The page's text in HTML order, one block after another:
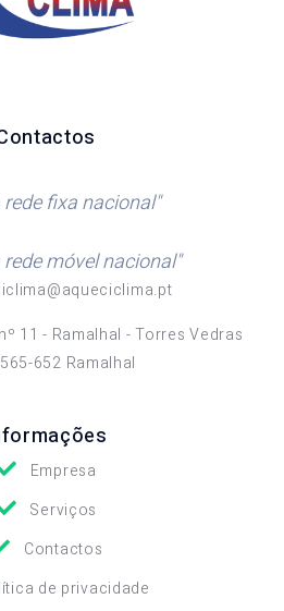
fixa nacional"
móvel nacional"
11 - Ramalhal - Torres Vedras
652 Ramalhal
Empresa
Serviços
Contactos
de privacidade